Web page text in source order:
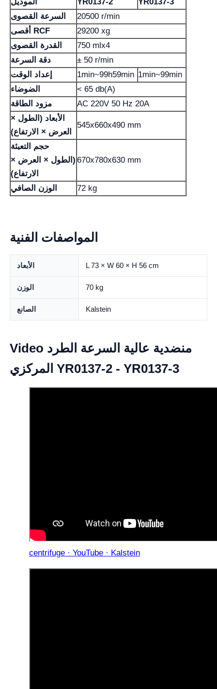
السرعة القصوى
20500 r/min
أقصى RCF
29200 xg
القدرة القصوى
750 mlx4
دقة السرعة
± 50 r/min
إعداد الوقت
1min~99h59min 1min~99min
الضوضاء
< 65 db(A)
مزود الطاقة
AC 220V 50 Hz 20A
الأبعاد (الطول ×
العرض × الارتفاع)
545x660x490 mm
حجم التعبئة
(الطول × العرض ×
الارتفاع)
670x780x630 mm
الوزن الصافي 72 kg
المواصفات الفنية
الأبعاد L 73 × W 60 × H 56 cm
الوزن 70 kg
الصانع Kalstein
Video منضدية عالية السرعة الطرد
المركزي YR0137-2 - YR0137-3
centrifuge · YouTube · Kalstein